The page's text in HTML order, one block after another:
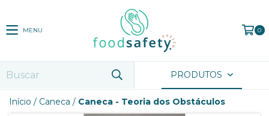
MENU 0
PRODUTOS
Início / Caneca / Caneca - Teoria dos Obstáculos